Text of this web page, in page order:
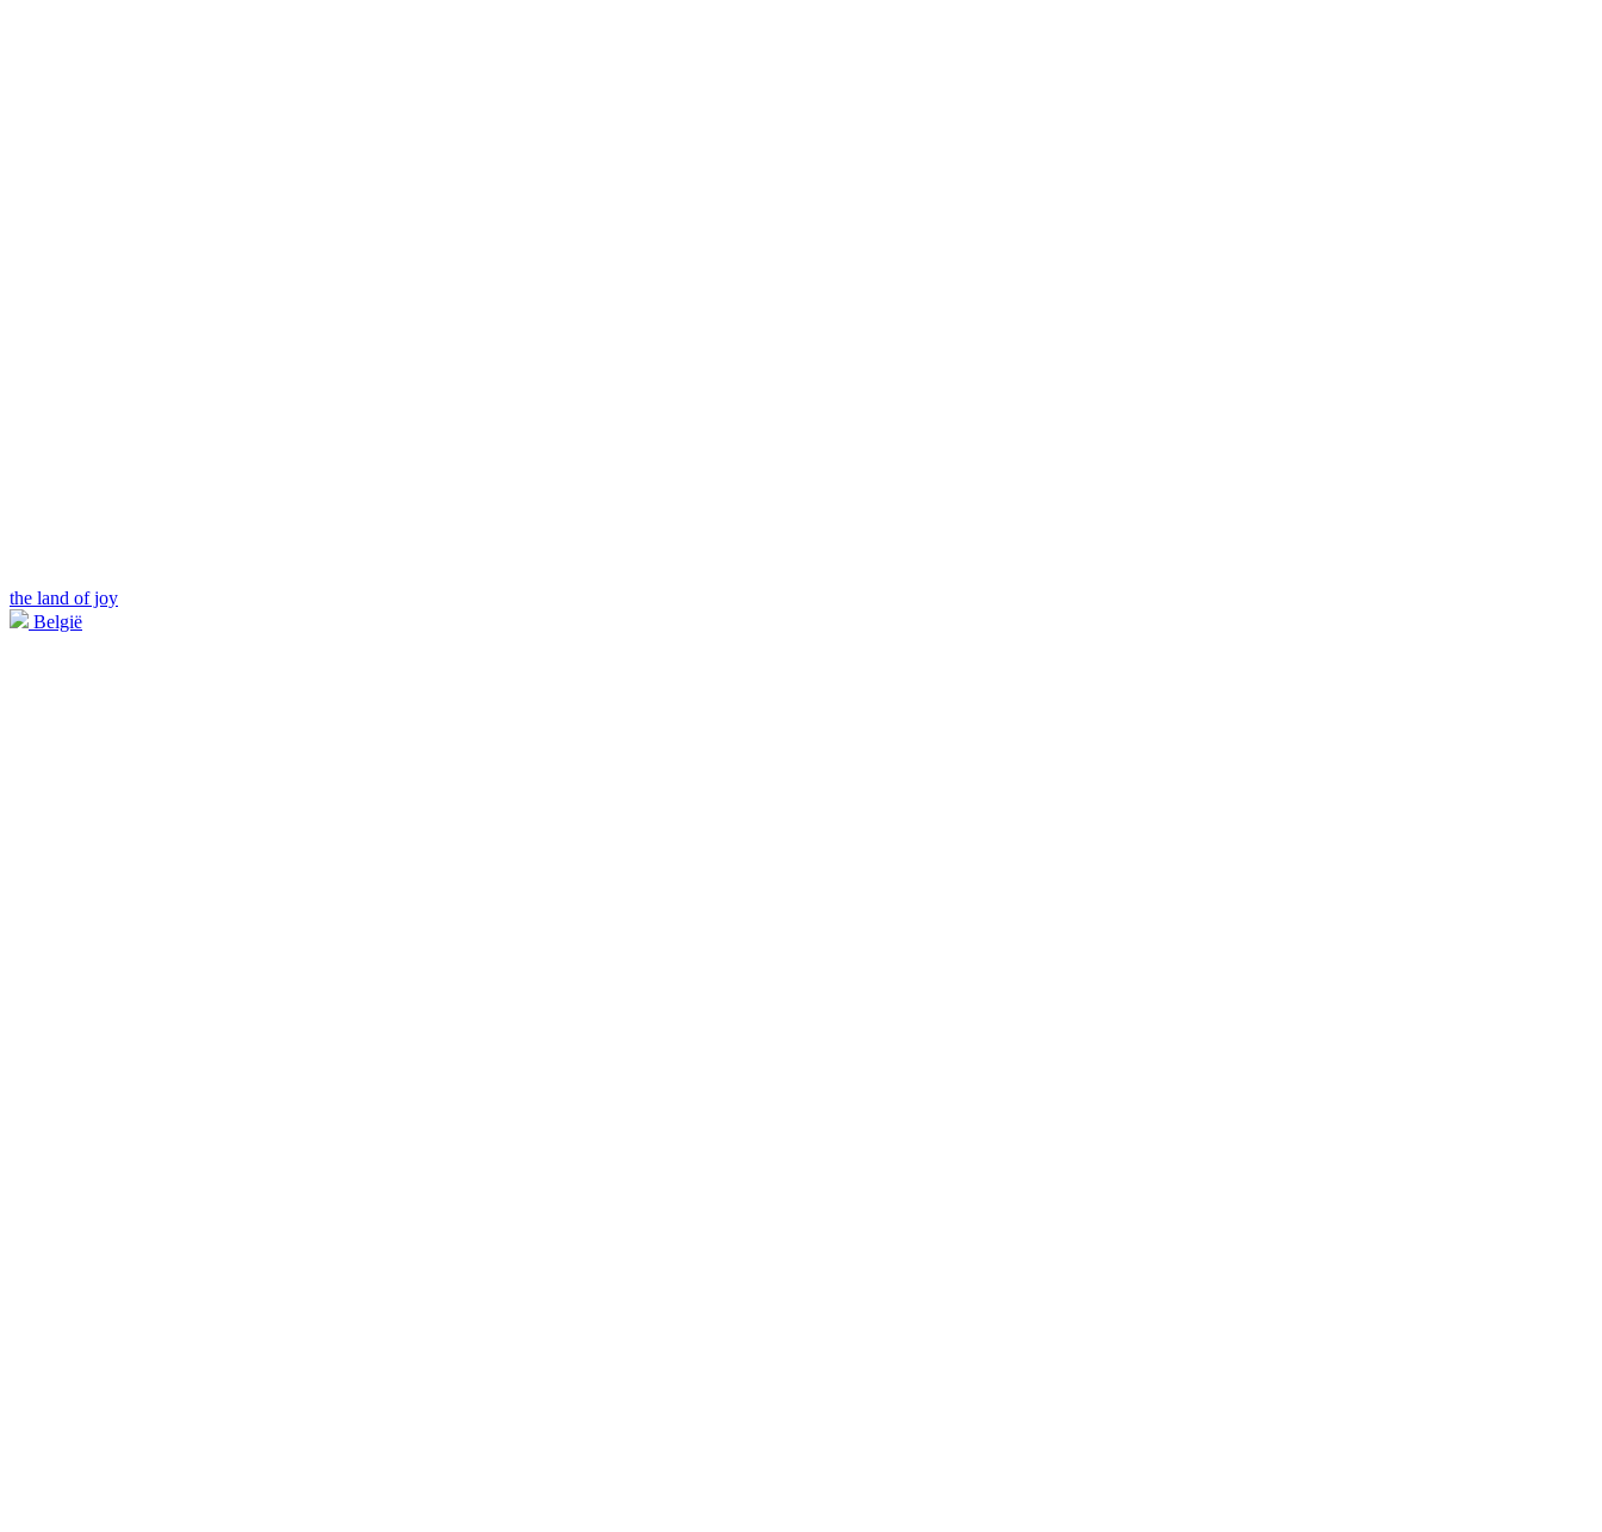
the land of joy
België